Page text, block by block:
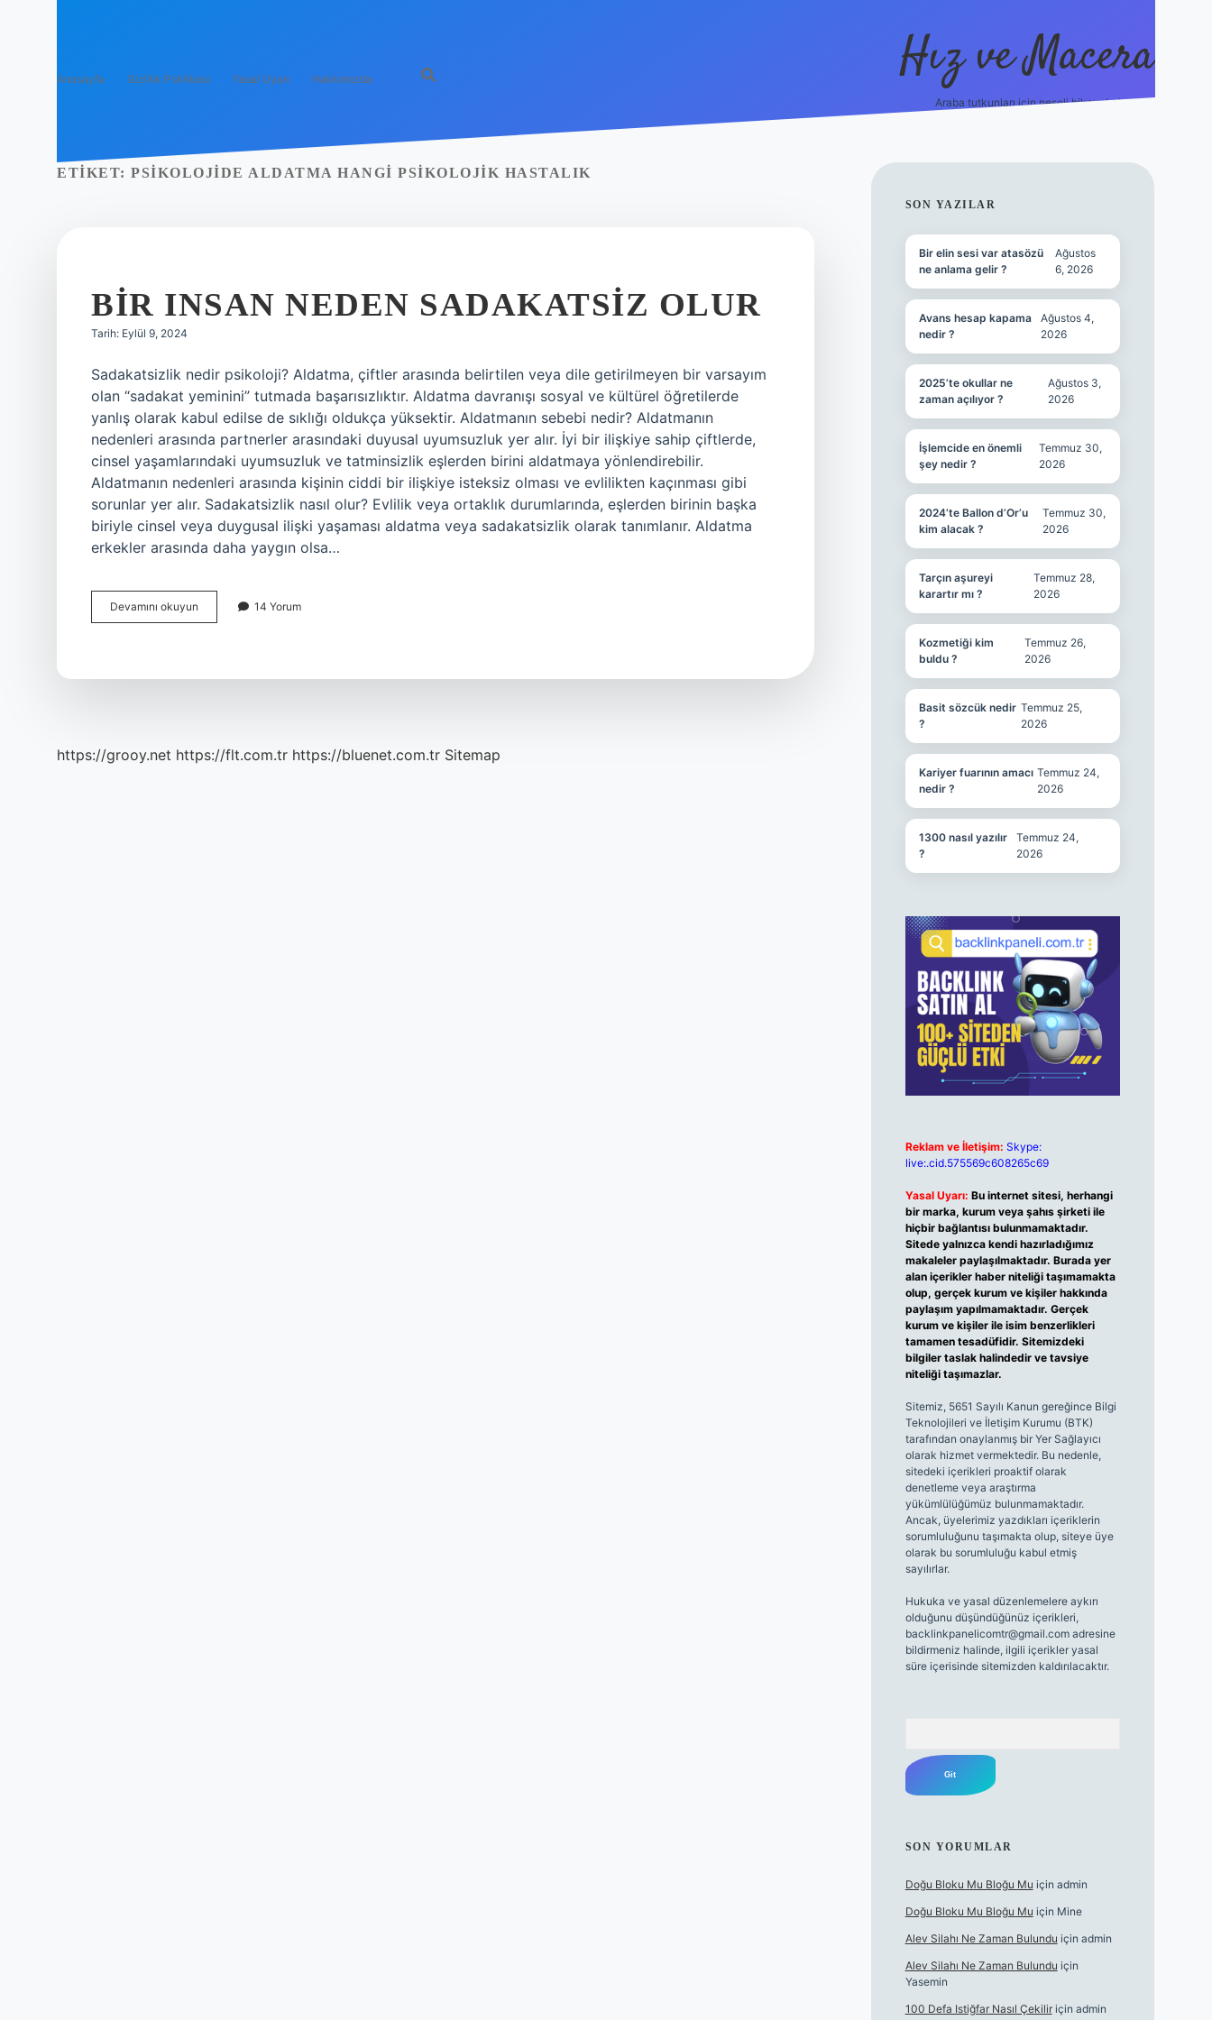
Anasayfa Gizlilik Politikası Yasal Uyarı Hakkımızda Hız ve Macera
Araba tutkunları için neşeli hikayeler!
ETIKET: PSIKOLOJIDE ALDATMA HANGI PSIKOLOJIK HASTALIK
BIR INSAN NEDEN SADAKATSIZ OLUR
Tarih: Eylül 9, 2024
Sadakatsizlik nedir psikoloji? Aldatma, çiftler arasında belirtilen veya dile getirilmeyen bir varsayım
olan “sadakat yeminini” tutmada başarısızlıktır. Aldatma davranışı sosyal ve kültürel öğretilerde
yanlış olarak kabul edilse de sıklığı oldukça yüksektir. Aldatmanın sebebi nedir? Aldatmanın
nedenleri arasında partnerler arasındaki duyusal uyumsuzluk yer alır. İyi bir ilişkiye sahip çiftlerde,
cinsel yaşamlarındaki uyumsuzluk ve tatminsizlik eşlerden birini aldatmaya yönlendirebilir.
Aldatmanın nedenleri arasında kişinin ciddi bir ilişkiye isteksiz olması ve evlilikten kaçınması gibi
sorunlar yer alır. Sadakatsizlik nasıl olur? Evlilik veya ortaklık durumlarında, eşlerden birinin başka
biriyle cinsel veya duygusal ilişki yaşaması aldatma veya sadakatsizlik olarak tanımlanır. Aldatma
erkekler arasında daha yaygın olsa…
Devamını okuyun
Insan
14 Yorum
https://grooy.net https://flt.com.tr https://bluenet.com.tr Sitemap
SIDEBAR
SON YAZILAR
Bir elin sesi var atasözü
ne anlama gelir ?
Ağustos
6, 2026
Avans hesap kapama
nedir ?
Ağustos 4,
2026
2025’te okullar ne
zaman açılıyor ?
Ağustos 3,
2026
İşlemcide en önemli
şey nedir ?
Temmuz 30,
2026
2024’te Ballon d’Or’u
kim alacak ?
Temmuz 30,
2026
Tarçın aşureyi
karartır mı ?
Temmuz 28,
2026
Kozmetiği kim
buldu ?
Temmuz 26,
2026
Basit sözcük nedir
?
Temmuz 25,
2026
Kariyer fuarının amacı
nedir ?
Temmuz 24,
2026
1300 nasıl yazılır
?
Temmuz 24,
2026
Reklam ve İletişim: Skype:
live:.cid.575569c608265c69
Yasal Uyarı: Bu internet sitesi, herhangi
bir marka, kurum veya şahıs şirketi ile
hiçbir bağlantısı bulunmamaktadır.
Sitede yalnızca kendi hazırladığımız
makaleler paylaşılmaktadır. Burada yer
alan içerikler haber niteliği taşımamakta
olup, gerçek kurum ve kişiler hakkında
paylaşım yapılmamaktadır. Gerçek
kurum ve kişiler ile isim benzerlikleri
tamamen tesadüfidir. Sitemizdeki
bilgiler taslak halindedir ve tavsiye
niteliği taşımazlar.
Sitemiz, 5651 Sayılı Kanun gereğince Bilgi
Teknolojileri ve İletişim Kurumu (BTK)
tarafından onaylanmış bir Yer Sağlayıcı
olarak hizmet vermektedir. Bu nedenle,
sitedeki içerikleri proaktif olarak
denetleme veya araştırma
yükümlülüğümüz bulunmamaktadır.
Ancak, üyelerimiz yazdıkları içeriklerin
sorumluluğunu taşımakta olup, siteye üye
olarak bu sorumluluğu kabul etmiş
sayılırlar.
Hukuka ve yasal düzenlemelere aykırı
olduğunu düşündüğünüz içerikleri,
backlinkpanelicomtr@gmail.comadresine
bildirmeniz halinde, ilgili içerikler yasal
süre içerisinde sitemizden kaldırılacaktır.
SON YORUMLAR
Doğu Bloku Mu Bloğu Mu için admin
Doğu Bloku Mu Bloğu Mu için Mine
Alev Silahı Ne Zaman Bulundu için admin
Alev Silahı Ne Zaman Bulundu için
Yasemin
100 Defa Istiğfar Nasıl Çekiliriçin admin
tulipbet.online